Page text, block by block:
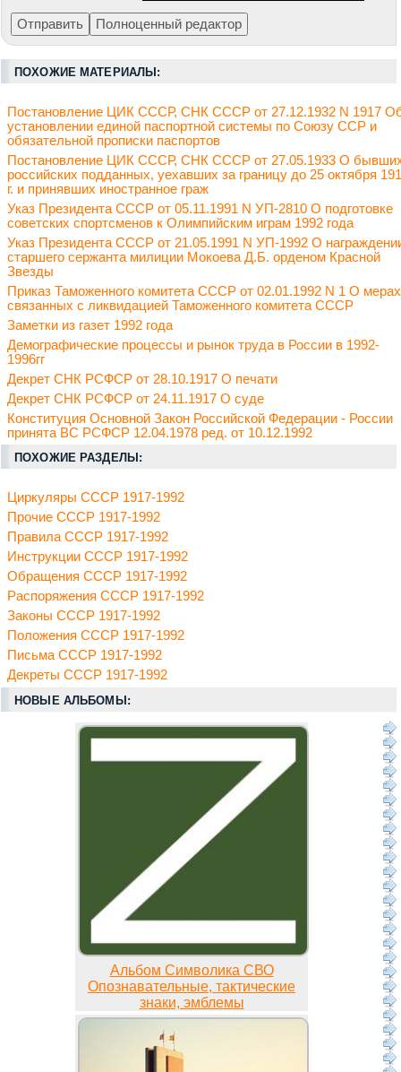
ПОХОЖИЕ МАТЕРИАЛЫ:
Постановление ЦИК СССР, СНК СССР от 27.12.1932 N 1917
установлении единой паспортной системы по Союзу ССР и
обязательной прописки паспортов
Постановление ЦИК СССР, СНК СССР от 27.05.1933 О
российских подданных, уехавших за границу до 25 октября
г. и принявших иностранное граж
Указ Президента СССР от 05.11.1991 N УП-2810 О подготовке
советских спортсменов к Олимпийским играм 1992 года
Указ Президента СССР от 21.05.1991 N УП-1992 О
старшего сержанта милиции Мокоева Д.Б. орденом Красной
Звезды
Приказ Таможенного комитета СССР от 02.01.1992 N 1 О
связанных с ликвидацией Таможенного комитета СССР
Заметки из газет 1992 года
Демографические процессы и рынок труда в России в 1992-
1996гг
Декрет СНК РСФСР от 28.10.1917 О печати
Декрет СНК РСФСР от 24.11.1917 О суде
Конституция Основной Закон Российской Федерации - России
принята ВС РСФСР 12.04.1978 ред. от 10.12.1992
ПОХОЖИЕ РАЗДЕЛЫ:
Циркуляры СССР 1917-1992
Прочие СССР 1917-1992
Правила СССР 1917-1992
Инструкции СССР 1917-1992
Обращения СССР 1917-1992
Распоряжения СССР 1917-1992
Законы СССР 1917-1992
Положения СССР 1917-1992
Письма СССР 1917-1992
Декреты СССР 1917-1992
НОВЫЕ АЛЬБОМЫ:
Альбом Символика СВО
Опознавательные, тактические
знаки, эмблемы